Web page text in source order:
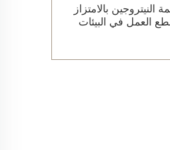
بالامتزاز
العمل في البيئات